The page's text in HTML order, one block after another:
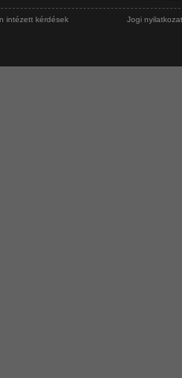
intézett kérdések Jogi nyilatkozat